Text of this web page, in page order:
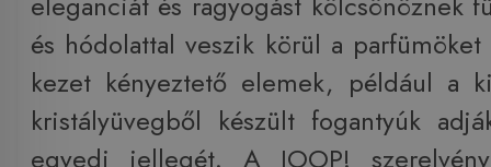
és hódolattal veszik körül a
kezet kényeztető elemek, például a
kristályüvegből készült fogantyúk
egyedi jellegét. A JOOP!